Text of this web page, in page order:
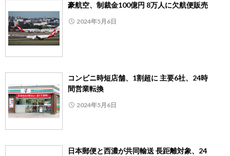
豪航空、制裁金100億円 8万人に欠航便販売
2024年5月6日
コンビニ時短店舗、1割超に 主要6社、24時
間営業転換
2024年5月6日
日本郵便と西濃が共同輸送 長距離対象、24